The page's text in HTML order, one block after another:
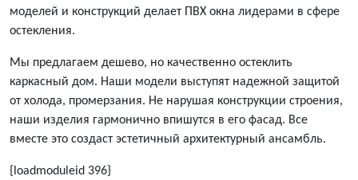
моделей и конструкций делает ПВХ окна лидерами в сфере
остекления.
Мы предлагаем дешево, но качественно остеклить
каркасный дом. Наши модели выступят надежной защитой
от холода, промерзания. Не нарушая конструкции строения,
наши изделия гармонично впишутся в его фасад. Все
вместе это создаст эстетичный архитектурный ансамбль.
{loadmoduleid 396}